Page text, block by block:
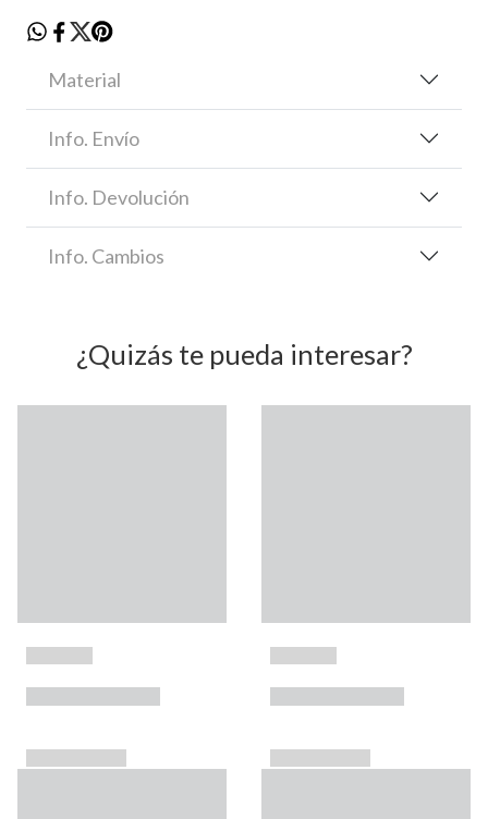
Material
Info. Envío
Info. Devolución
Info. Cambios
¿Quizás te pueda interesar?